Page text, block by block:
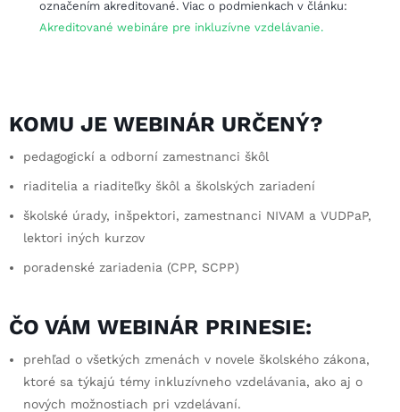
označením akreditované. Viac o podmienkach v článku:
Akreditované webináre pre inkluzívne vzdelávanie.
KOMU JE WEBINÁR URČENÝ?
pedagogickí a odborní zamestnanci škôl
riaditelia a riaditeľky škôl a školských zariadení
školské úrady, inšpektori, zamestnanci NIVAM a VUDPaP,
lektori iných kurzov
poradenské zariadenia (CPP, SCPP)
ČO VÁM WEBINÁR PRINESIE:
prehľad o všetkých zmenách v novele školského zákona,
ktoré sa týkajú témy inkluzívneho vzdelávania, ako aj o
nových možnostiach pri vzdelávaní.